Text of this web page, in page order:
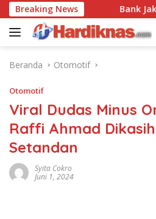
Langsung
ke
konten
Breaking News
Disrupsi Bank Jakarta
Beranda Otomotif
Otomotif
Viral Dudas Minus
Raffi Ahmad
Setandan
Syita Cokro
Juni 1, 2024